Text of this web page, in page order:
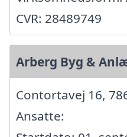
CVR: 28489749
Arberg Byg &
Contortavej 16,
Ansatte: